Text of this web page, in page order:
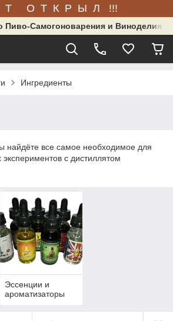
Т О Т К Р Ы Л !!!
Пиво-Самогоноварения и Виноделия.
Ингредиенты
найдёте все самое необходимое для
с дистиллятом
Эссенции и
ароматизаторы